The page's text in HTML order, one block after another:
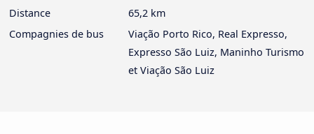
Distance
65,2 km
Compagnies de bus
Viação Porto Rico, Real Expresso,
Expresso São Luiz, Maninho Turismo
et Viação São Luiz